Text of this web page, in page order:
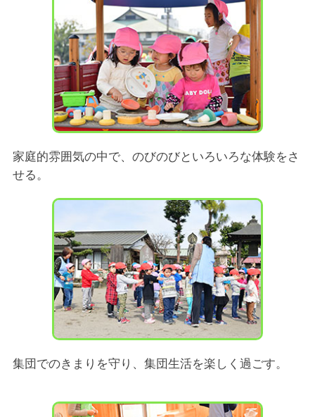
家庭的雰囲気の中で、のびのびといろいろな体験をさ
せる。
集団でのきまりを守り、集団生活を楽しく過ごす。